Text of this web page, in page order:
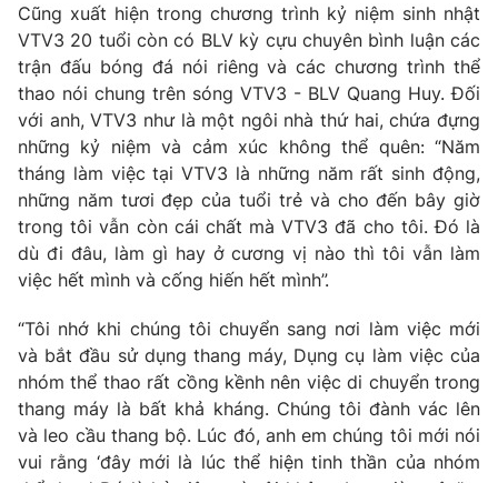
Liên hệ quảng cáo:024-7300.7108
® Cấm sao chép dưới mọi hình thức nếu không có sự chấp
thuận bằng văn bản. Ghi rõ nguồn VTV.vn khi phát hành lại
thông tin từ website này.
Cũng xuất hiện trong chương trình kỷ niệm sinh nhật
VTV3 20 tuổi còn có BLV kỳ cựu chuyên bình luận các
trận đấu bóng đá nói riêng và các chương trình thể
thao nói chung trên sóng VTV3 - BLV Quang Huy. Đối
với anh, VTV3 như là một ngôi nhà thứ hai, chứa đựng
những kỷ niệm và cảm xúc không thể quên: “Năm
tháng làm việc tại VTV3 là những năm rất sinh động,
những năm tươi đẹp của tuổi trẻ và cho đến bây giờ
trong tôi vẫn còn cái chất mà VTV3 đã cho tôi. Đó là
dù đi đâu, làm gì hay ở cương vị nào thì tôi vẫn làm
việc hết mình và cống hiến hết mình”.
“Tôi nhớ khi chúng tôi chuyển sang nơi làm việc mới
và bắt đầu sử dụng thang máy, Dụng cụ làm việc của
nhóm thể thao rất cồng kềnh nên việc di chuyển trong
thang máy là bất khả kháng. Chúng tôi đành vác lên
và leo cầu thang bộ. Lúc đó, anh em chúng tôi mới nói
vui rằng ‘đây mới là lúc thể hiện tinh thần của nhóm